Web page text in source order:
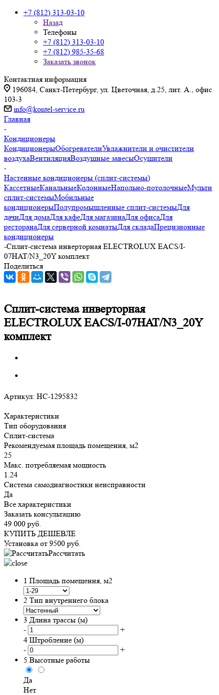
+7 (812) 313-03-10
Назад
Телефоны
+7 (812) 313-03-10
+7 (812) 985-35-68
Заказать звонок
Контактная информация
196084, Санкт-Петербург, ул. Цветочная, д.25, лит. А., офис
103-3
info@kontel-service.ru
Главная
-
Кондиционеры
КондиционерыОбогревателиУвлажнители и очистители
воздухаВентиляцияВоздушные завесыОсушители
-
Настенные кондиционеры (сплит-системы)
КассетныеКанальныеКолонныеНапольно-потолочныеМульти
сплит-системыМобильные
кондиционерыПолупромышленные сплит-системыДля
дачиДля домаДля кафеДля магазинаДля офисаДля
ресторанаДля серверной комнатыДля складаПрецизионные
кондиционеры
-Сплит-система инверторная ELECTROLUX EACS/I-
07HAT/N3_20Y комплект
Поделиться
Сплит-система инверторная
ELECTROLUX EACS/I-07HAT/N3_20Y
комплект
Артикул: НС-1295832
Характеристики
Тип оборудования
Сплит-система
Рекомендуемая площадь помещения, м2
25
Макс. потребляемая мощность
1.24
Система самодиагностики неисправности
Да
Все характеристики
Заказать консультацию
49 000 руб.
КУПИТЬ ДЕШЕВЛЕ
Установка от 9500 руб.
Рассчитать
1 Площадь помещения, м2
2 Тип внутреннего блока
3 Длина трассы (м)
-
+
4 Штробление (м)
-
+
5 Высотные работы
Да
Нет